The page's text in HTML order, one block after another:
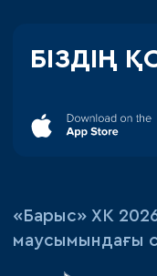
БІЗДІҢ
«‎Барыс»‎ ХК
маусымындағы